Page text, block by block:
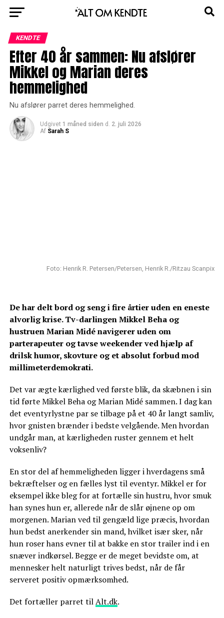
KENDTE
Efter 40 år sammen: Nu afslører
Mikkel og Marian deres
hemmelighed
Nu afslører parret deres hemmelighed.
Udgivet 1 måned siden d. 2. juli 2026
Af Sarah S
Foto: Henrik R. Petersen/Petersen, Henrik R./Ritzau Scanpix
De har delt bord og seng i fire årtier uden en eneste
alvorlig krise. Tv-darlingen Mikkel Beha og
hustruen Marian Midé navigerer uden om
parterapeuter og tavse weekender ved hjælp af
drilsk humor, skovture og et absolut forbud mod
millimeterdemokrati.
Det var ægte kærlighed ved første blik, da skæbnen i sin
tid førte Mikkel Beha og Marian Midé sammen. I dag kan
det eventyrlystne par se tilbage på et 40 år langt samliv,
hvor gnisten brænder i bedste velgående. Men hvordan
undgår man, at kærligheden ruster gennem et helt
voksenliv?
En stor del af hemmeligheden ligger i hverdagens små
bekræftelser og en fælles lyst til eventyr. Mikkel er for
eksempel ikke bleg for at fortælle sin hustru, hvor smuk
han synes hun er, allerede når de slår øjnene op om
morgenen. Marian ved til gengæld lige præcis, hvordan
hun bedst anerkender sin mand, hvilket især sker, når
hun roser hans evner til at bakke en stor trailer ind i en
snæver indkørsel. Begge er de meget bevidste om, at
mennesker helt naturligt trives bedst, når de får
serveret positiv opmærksomhed.
Det fortæller parret tilAlt.dk.